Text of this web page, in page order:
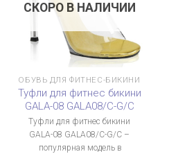
СКОРО В НАЛИЧИИ
ОБУВЬ ДЛЯ ФИТНЕС-БИКИНИ
Туфли для фитнес бикини
GALA-08 GALA08/C-G/C
Туфли для фитнес бикини
GALA-08 GALA08/C-G/C –
популярная модель в